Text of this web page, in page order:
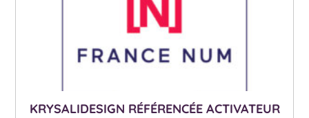
KRYSALIDESIGN RÉFÉRENCÉE ACTIVATEUR